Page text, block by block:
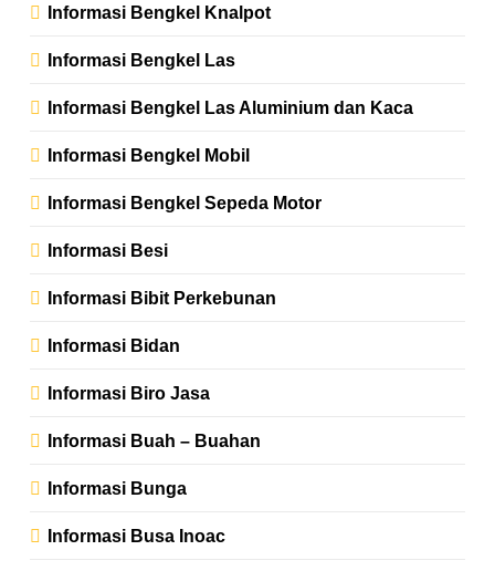
Informasi Bengkel Knalpot
Informasi Bengkel Las
Informasi Bengkel Las Aluminium dan Kaca
Informasi Bengkel Mobil
Informasi Bengkel Sepeda Motor
Informasi Besi
Informasi Bibit Perkebunan
Informasi Bidan
Informasi Biro Jasa
Informasi Buah – Buahan
Informasi Bunga
Informasi Busa Inoac